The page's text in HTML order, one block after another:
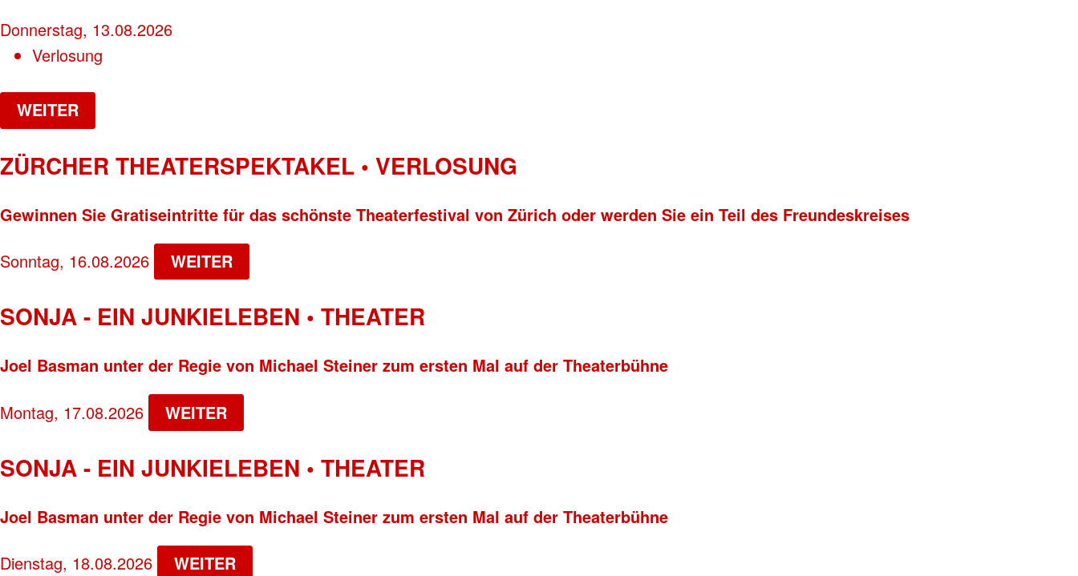
Donnerstag, 13.08.2026
Verlosung
WEITER
ZÜRCHER THEATERSPEKTAKEL • VERLOSUNG
Gewinnen Sie Gratiseintritte für das schönste Theaterfestival von Zürich oder werden Sie ein Teil des Freundeskreises
Sonntag, 16.08.2026 WEITER
SONJA - EIN JUNKIELEBEN • THEATER
Joel Basman unter der Regie von Michael Steiner zum ersten Mal auf der Theaterbühne
Montag, 17.08.2026 WEITER
SONJA - EIN JUNKIELEBEN • THEATER
Joel Basman unter der Regie von Michael Steiner zum ersten Mal auf der Theaterbühne
Dienstag, 18.08.2026 WEITER